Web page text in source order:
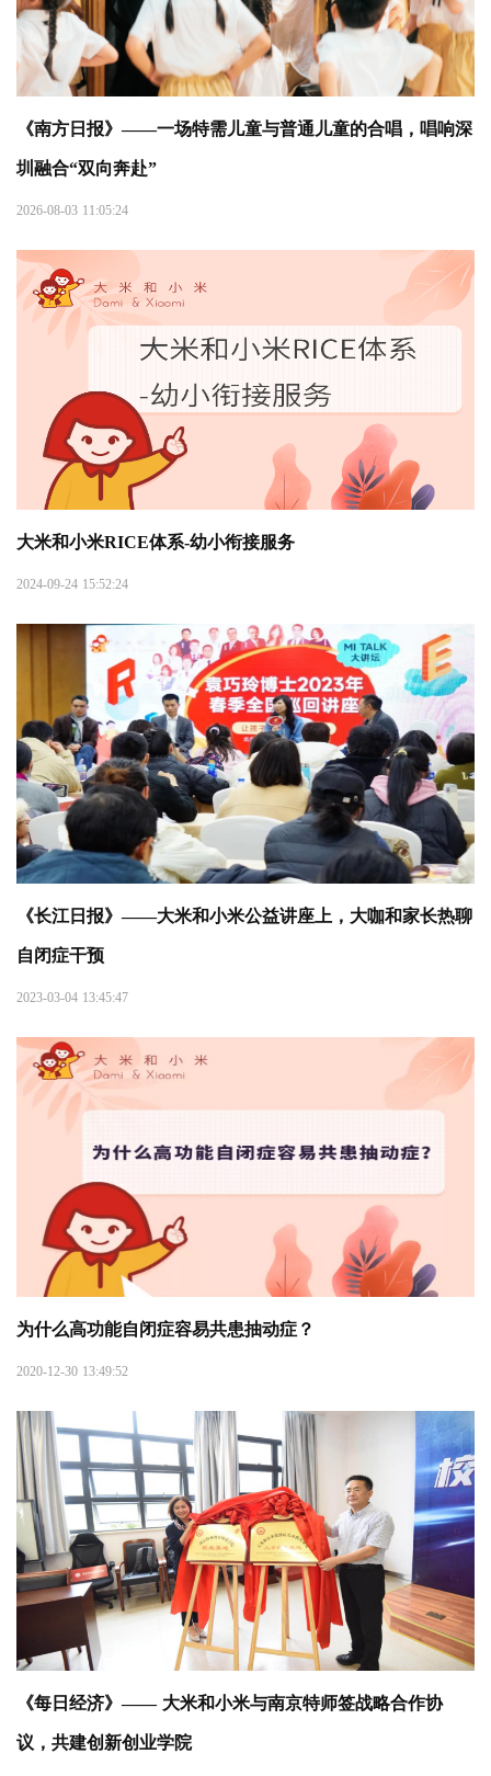
《南方日报》——一场特需儿童与普通儿童的合唱，唱响深
圳融合“双向奔赴”
2026-08-03 11:05:24
大米和小米RICE体系-幼小衔接服务
2024-09-24 15:52:24
《长江日报》——大米和小米公益讲座上，大咖和家长热聊
自闭症干预
2023-03-04 13:45:47
为什么高功能自闭症容易共患抽动症？
2020-12-30 13:49:52
《每日经济》—— 大米和小米与南京特师签战略合作协
议，共建创新创业学院